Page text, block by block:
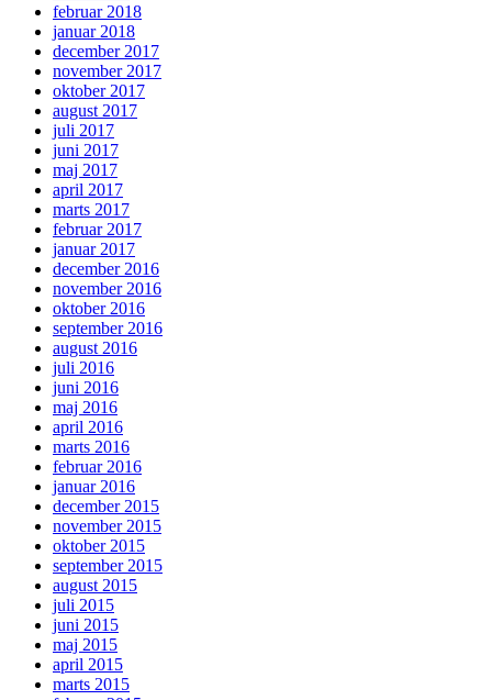
februar 2018
januar 2018
december 2017
november 2017
oktober 2017
august 2017
juli 2017
juni 2017
maj 2017
april 2017
marts 2017
februar 2017
januar 2017
december 2016
november 2016
oktober 2016
september 2016
august 2016
juli 2016
juni 2016
maj 2016
april 2016
marts 2016
februar 2016
januar 2016
december 2015
november 2015
oktober 2015
september 2015
august 2015
juli 2015
juni 2015
maj 2015
april 2015
marts 2015